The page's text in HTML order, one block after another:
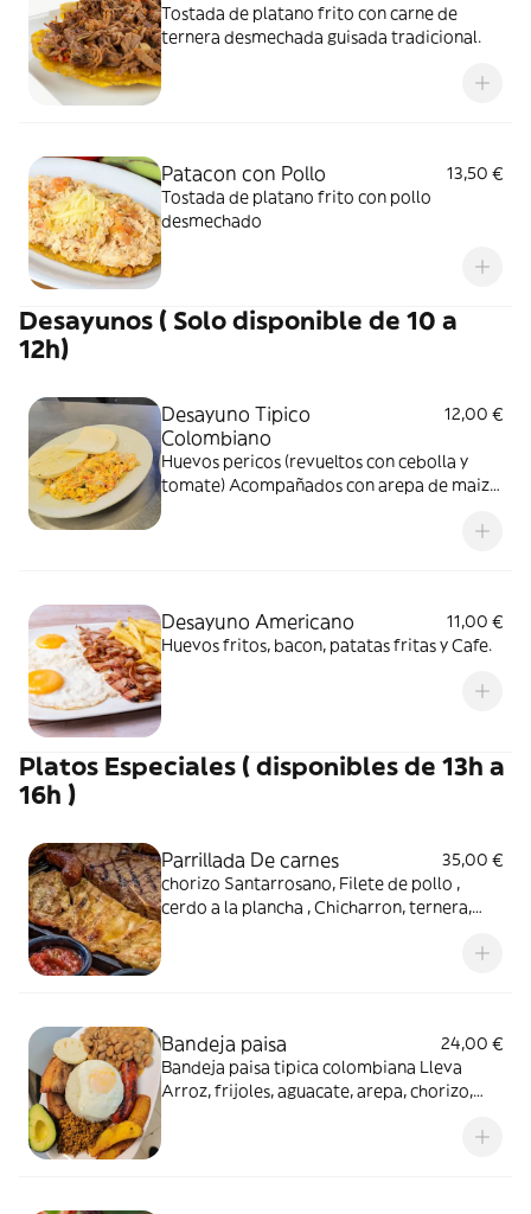
Tostada de platano frito con carne de
ternera desmechada guisada tradicional.
Patacon con Pollo
13,50 €
Tostada de platano frito con pollo
desmechado
Desayunos ( Solo disponible de 10 a
12h)
Desayuno Tipico
Colombiano
12,00 €
Huevos pericos (revueltos con cebolla y
tomate) Acompañados con arepa de maiz,
Desayuno Americano
11,00 €
Huevos fritos, bacon, patatas fritas y Cafe.
Platos Especiales ( disponibles de 13h a
16h )
Parrillada De carnes
35,00 €
chorizo Santarrosano, Filete de pollo ,
cerdo a la plancha , Chicharron, ternera,
Bandeja paisa
24,00 €
Bandeja paisa tipica colombiana Lleva
Arroz, frijoles, aguacate, arepa, chorizo,